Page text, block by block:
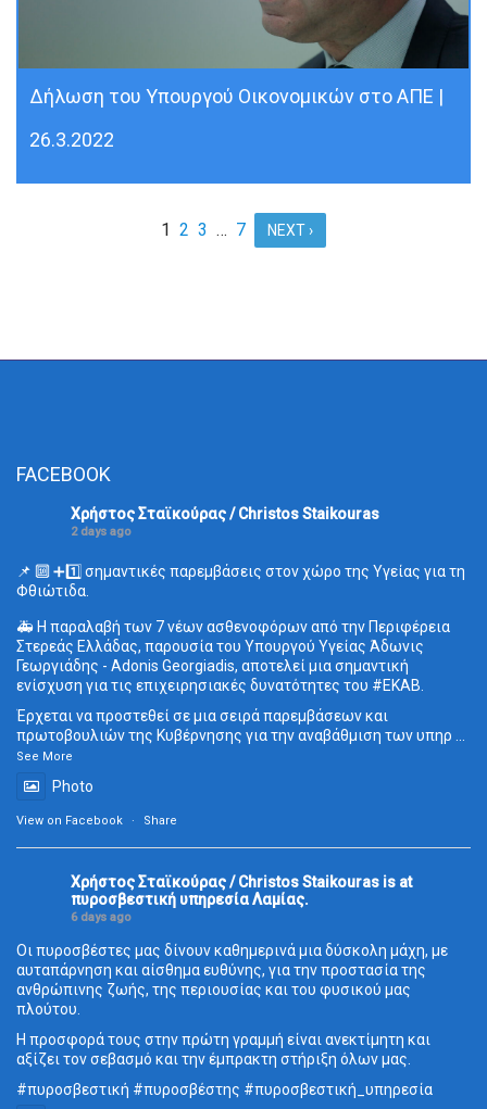
Δήλωση του Υπουργού Οικονομικών στο ΑΠΕ |
26.3.2022
1 2 3 … 7 NEXT ›
FACEBOOK
Χρήστος Σταϊκούρας / Christos Staikouras
2 days ago
📌 🔟 ➕1️⃣ σημαντικές παρεμβάσεις στον χώρο της Υγείας για τη
Φθιώτιδα.
🚑 Η παραλαβή των 7 νέων ασθενοφόρων από την Περιφέρεια
Στερεάς Ελλάδας, παρουσία του Υπουργού Υγείας Άδωνις
Γεωργιάδης - Adonis Georgiadis, αποτελεί μια σημαντική
ενίσχυση για τις επιχειρησιακές δυνατότητες του #ΕΚΑΒ
Έρχεται να προστεθεί σε μια σειρά παρεμβάσεων και
πρωτοβουλιών της Κυβέρνησης για την αναβάθμιση των υπηρ
See More
Photo
View on Facebook · Share
Χρήστος Σταϊκούρας / Christos Staikouras is at
πυροσβεστική υπηρεσία Λαμίας.
6 days ago
Οι πυροσβέστες μας δίνουν καθημερινά μια δύσκολη μάχη, με
αυταπάρνηση και αίσθημα ευθύνης, για την προστασία της
ανθρώπινης ζωής, της περιουσίας και του φυσικού μας
πλούτου.
Η προσφορά τους στην πρώτη γραμμή είναι ανεκτίμητη και
αξίζει τον σεβασμό και την έμπρακτη στήριξη όλων μας.
#πυροσβεστική #πυροσβέστης #πυροσβεστική_ υπηρεσία